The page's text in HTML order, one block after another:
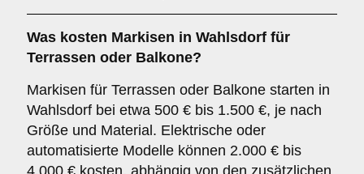
Was kosten Markisen in Wahlsdorf für
Terrassen oder Balkone?
Markisen für Terrassen oder Balkone starten in
Wahlsdorf bei etwa 500 € bis 1.500 €, je nach
Größe und Material. Elektrische oder
automatisierte Modelle können 2.000 € bis
4.000 € kosten, abhängig von den zusätzlichen